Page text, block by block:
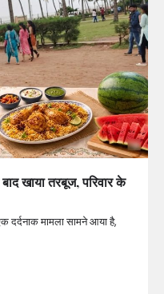
खाया तरबूज, परिवार के
मामला सामने आया है,